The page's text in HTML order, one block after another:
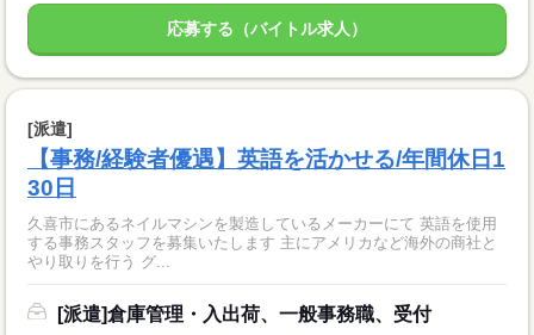
応募する（バイトル求人）
[派遣]
【事務/経験者優遇】英語を活かせる/年間休日1
30日
久喜市にあるネイルマシンを製造しているメーカーにて 英語を使用
する事務スタッフを募集いたします 主にアメリカなど海外の商社と
やり取りを行う グ...
[派遣]倉庫管理・入出荷、一般事務職、受付